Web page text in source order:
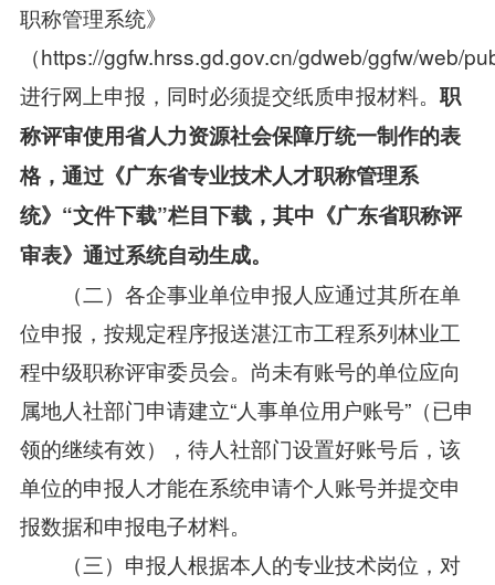
职称管理系统》
（https://ggfw.hrss.gd.gov.cn/gdweb/ggfw/web/
进行网上申报，同时必须提交纸质申报材料。 职
称评审使用省人力资源社会保障厅统一制作的表
格，通过《广东省专业技术人才职称管理系
统》“文件下载”栏目下载，其中《广东省职称评
审表》通过系统自动生成。
（二）各企事业单位申报人应通过其所在单
位申报，按规定程序报送湛江市工程系列林业工
程中级职称评审委员会。尚未有账号的单位应向
属地人社部门申请建立“人事单位用户账号”（已申
领的继续有效），待人社部门设置好账号后，该
单位的申报人才能在系统申请个人账号并提交申
报数据和申报电子材料。
（三）申报人根据本人的专业技术岗位，对